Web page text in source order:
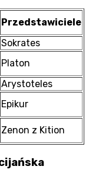
Przedstawiciele
Sokrates
Platon
Arystoteles
Epikur
Zenon z Kition